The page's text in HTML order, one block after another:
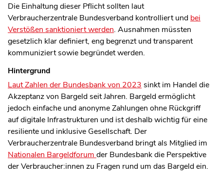
Die Einhaltung dieser Pflicht sollten laut
Verbraucherzentrale Bundesverband kontrolliert und bei
Verstößen sanktioniert werden. Ausnahmen müssten
gesetzlich klar definiert, eng begrenzt und transparent
kommuniziert sowie begründet werden.
Hintergrund
Laut Zahlen der Bundesbank von 2023 sinkt im Handel die
Akzeptanz von Bargeld seit Jahren. Bargeld ermöglicht
jedoch einfache und anonyme Zahlungen ohne Rückgriff
auf digitale Infrastrukturen und ist deshalb wichtig für eine
resiliente und inklusive Gesellschaft. Der
Verbraucherzentrale Bundesverband bringt als Mitglied im
Nationalen Bargeldforum der Bundesbank die Perspektive
der Verbraucher:innen zu Fragen rund um das Bargeld ein.